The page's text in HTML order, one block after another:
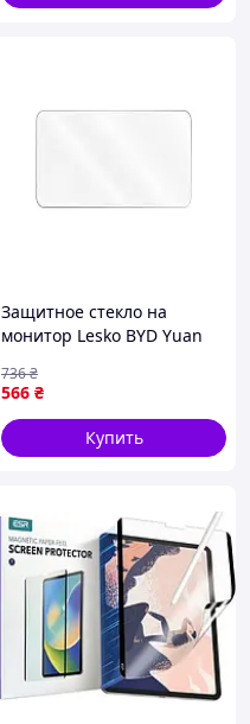
Защитное стекло на
монитор Lesko BYD Yuan
Прозрачный (13849-89514)
566 ₴
736₴
Купить